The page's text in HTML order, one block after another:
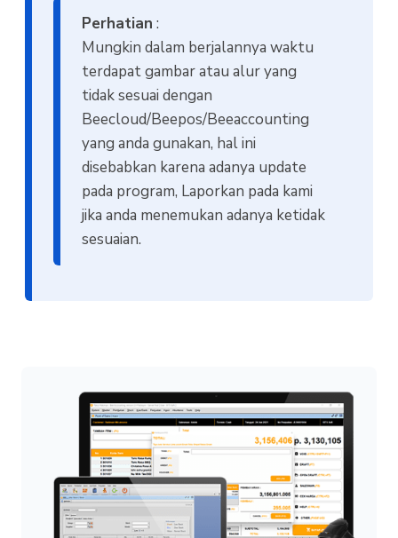
Perhatian :
Mungkin dalam berjalannya waktu
terdapat gambar atau alur yang
tidak sesuai dengan
Beecloud/Beepos/Beeaccounting
yang anda gunakan, hal ini
disebabkan karena adanya update
pada program, Laporkan pada kami
jika anda menemukan adanya ketidak
sesuaian.